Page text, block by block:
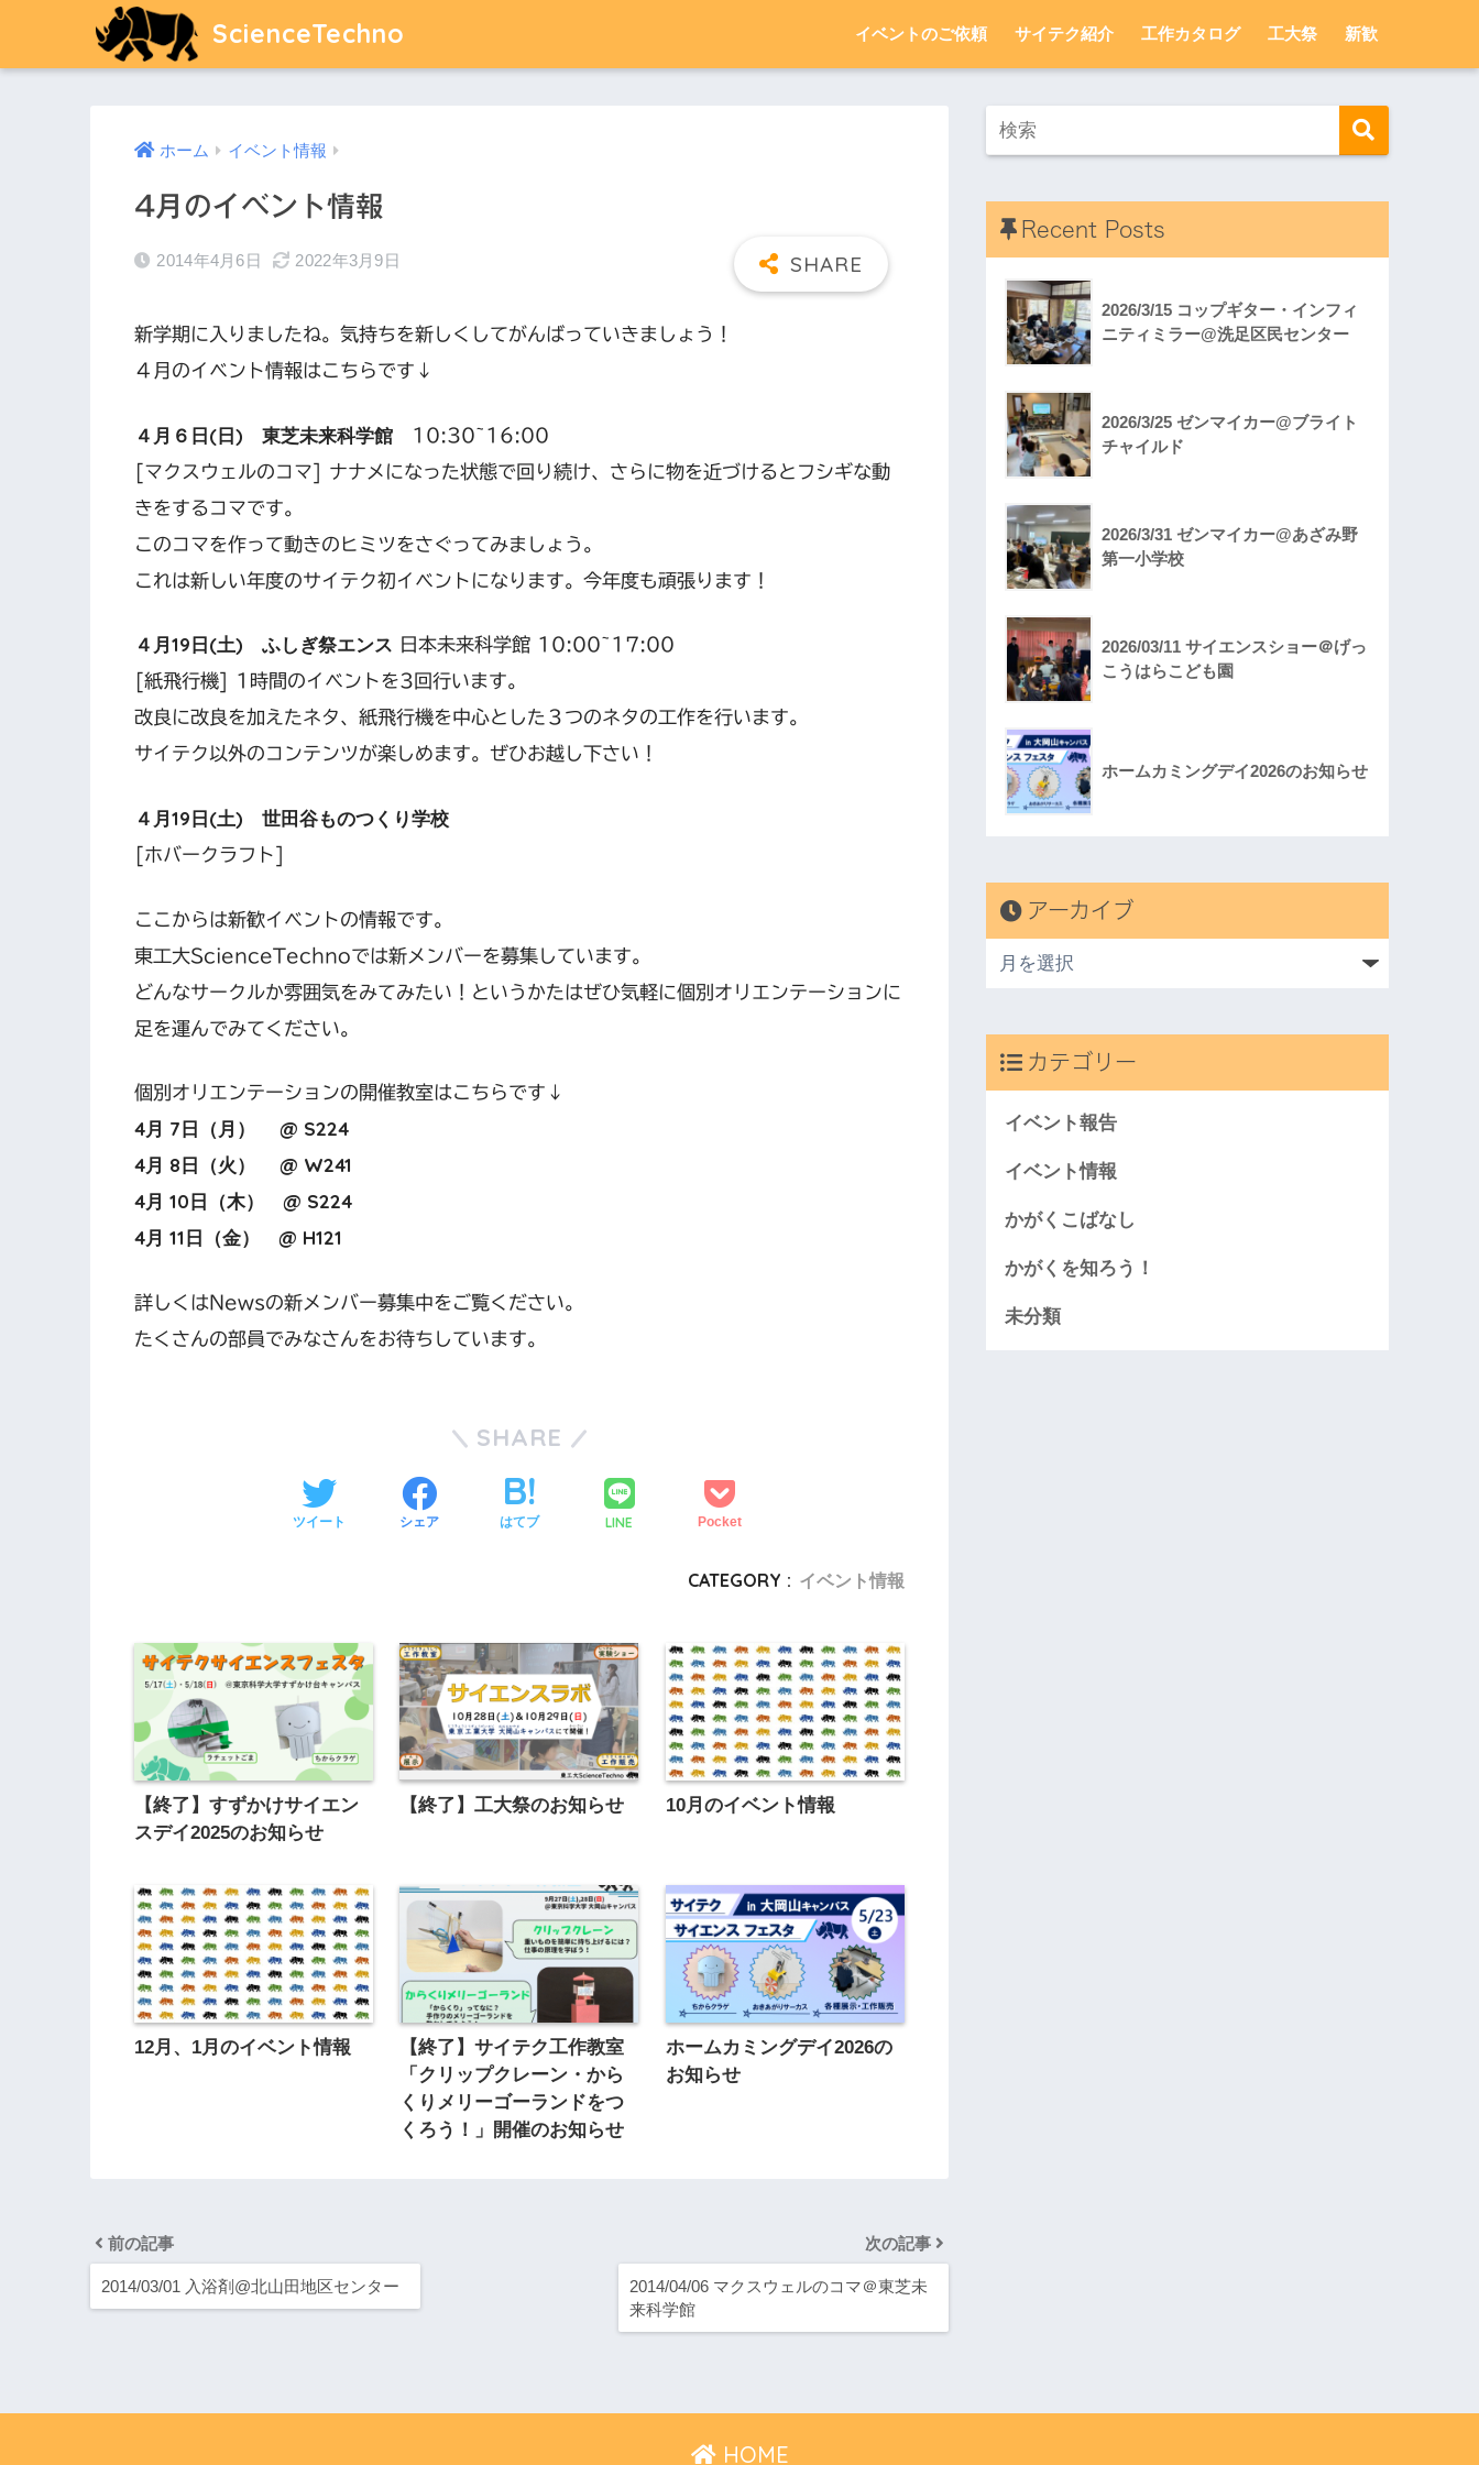
ScienceTechno イベントのご依頼 サイテク紹介 工作カタログ 工大祭 新歓
ホーム イベント情報
4月のイベント情報
2014年4月6日 2022年3月9日
新学期に入りましたね。気持ちを新しくしてがんばっていきましょう！
４月のイベント情報はこちらです↓
４月６日(日) 東芝未来科学館
10:30~16:00
[マクスウェルのコマ] ナナメになった状態で回り続け、さらに物を近づけるとフシギな動
きをするコマです。
このコマを作って動きのヒミツをさぐってみましょう。
これは新しい年度のサイテク初イベントになります。今年度も頑張ります！
４月19日(土) ふしぎ祭エンス 日本未来科学館 10:00~17:00
[紙飛行機] 1時間のイベントを3回行います。
改良に改良を加えたネタ、紙飛行機を中心とした３つのネタの工作を行います。
サイテク以外のコンテンツが楽しめます。ぜひお越し下さい！
４月19日(土) 世田谷ものつくり学校
[ホバークラフト]
ここからは新歓イベントの情報です。
東工大ScienceTechnoでは新メンバーを募集しています。
どんなサークルか雰囲気をみてみたい！というかたはぜひ気軽に個別オリエンテーションに
足を運んでみてください。
個別オリエンテーションの開催教室はこちらです↓
4月 7日（月） @ S224
4月 8日（火） @ W241
4月 10日（木） @ S224
4月 11日（金） @ H121
詳しくはNewsの新メンバー募集中をご覧ください。
たくさんの部員でみなさんをお待ちしています。
SHARE
ツイート シェア はてブ LINE Pocket
CATEGORY : イベント情報
【終了】すずかけサイエン
スデイ2025のお知らせ
【終了】工大祭のお知らせ 10月のイベント情報
12月、1月のイベント情報
【終了】サイテク工作教室
「クリップクレーン・から
くりメリーゴーランドをつ
くろう！」開催のお知らせ
ホームカミングデイ2026の
お知らせ
前の記事
2014/03/01 入浴剤@北山田地区センター
次の記事
2014/04/06 マクスウェルのコマ＠東芝未
来科学館
Recent Posts
2026/3/15 コップギター・インフィ
ニティミラー@洗足区民センター
2026/3/25 ゼンマイカー@ブライト
チャイルド
2026/3/31 ゼンマイカー@あざみ野
第一小学校
2026/03/11 サイエンスショー＠げっ
こうはらこども園
ホームカミングデイ2026のお知らせ
アーカイブ
カテゴリー
イベント報告
イベント情報
かがくこばなし
かがくを知ろう！
未分類
HOME